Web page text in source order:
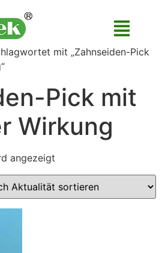
mit „Zahnseiden-Pick
Pick mit
Wirkung
angezeigt